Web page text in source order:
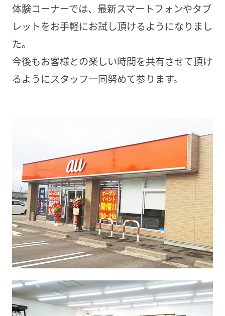
体験コーナーでは、最新スマートフォンやタブ
レットをお手軽にお試し頂けるようになりまし
た。
今後もお客様との楽しい時間を共有させて頂け
るようにスタッフ一同努めて参ります。